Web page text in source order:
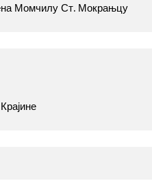
Момчилу Ст. Мокрањцу